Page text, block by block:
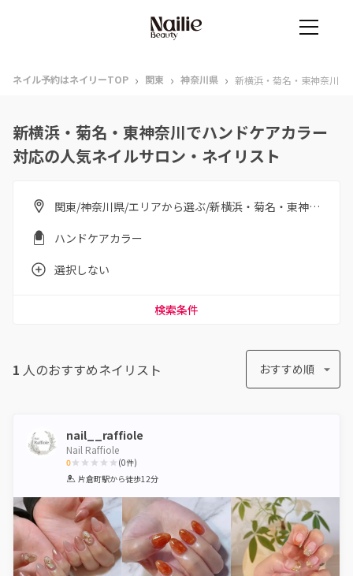
ネイル予約はネイリーTOP › 関東 › 神奈川県 › 新横浜・菊名・東神奈川
新横浜・菊名・東神奈川でハンドケアカラー
対応の人気ネイルサロン・ネイリスト
関東/神奈川県/エリアから選ぶ/新横浜・菊名・東神奈川
ハンドケアカラー
選択しない
検索条件
1 人のおすすめネイリスト おすすめ順
nail__raffiole
Nail Raffiole
0
1 2 3 4 5
(0件)
片倉町駅から徒歩12分